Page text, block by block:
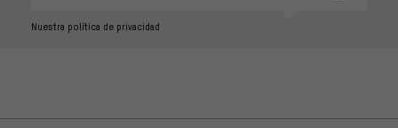
Nuestra política de privacidad